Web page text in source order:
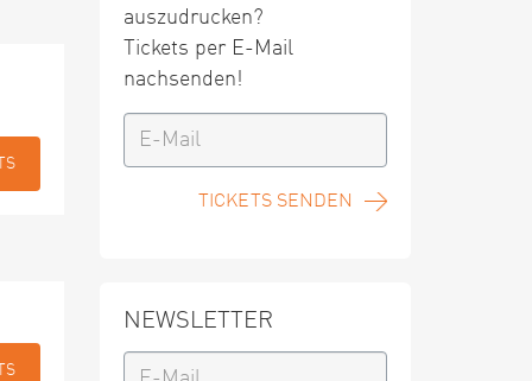
auszudrucken?
Tickets per E-Mail
nachsenden!
TICKETS SENDEN
NEWSLETTER